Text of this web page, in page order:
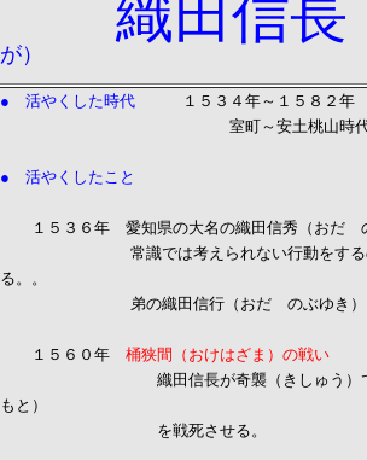
織田信長
が）
● 活やくした時代 １５３４年～１５８２年
室町～安土桃山時
● 活やくしたこと
１５３６年 愛知県の大名の織田信秀（おだ の
常識では考えられない行動をする
る。。
弟の織田信行（おだ のぶゆき）と
１５６０年 桶狭間（おけはざま）の戦い
織田信長が奇襲（きしゅう）で静岡
もと）
を戦死させる。